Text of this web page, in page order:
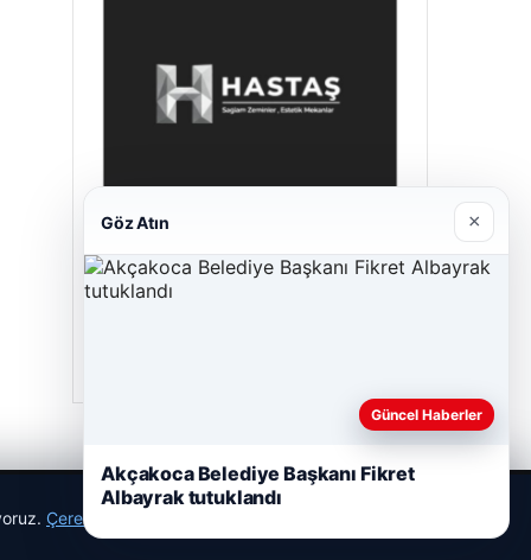
Enes Kaplan Avukatlık Bürosu
Çerez Politikamız
Göz Atın ×
Güncel Haberler
Akçakoca Belediye Başkanı Fikret
Albayrak tutuklandı